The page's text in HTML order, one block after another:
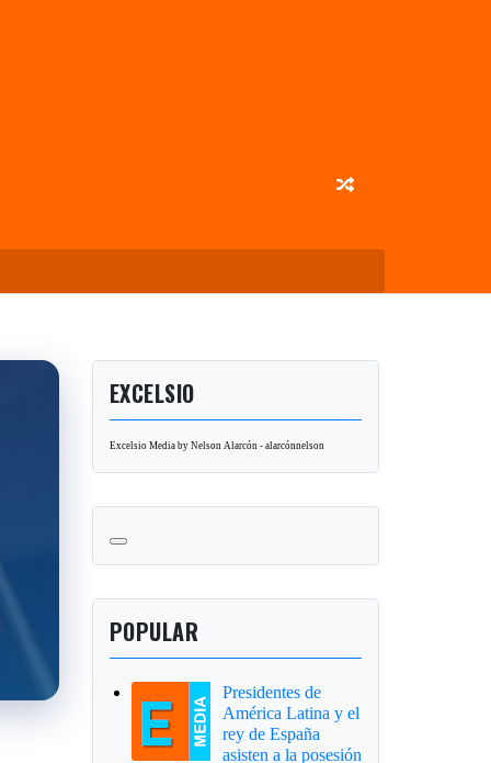
EXCELSIO
Excelsio Media by Nelson Alarcón - alarcónnelson
POPULAR
Presidentes de
América Latina y el
rey de España
asisten a la posesión